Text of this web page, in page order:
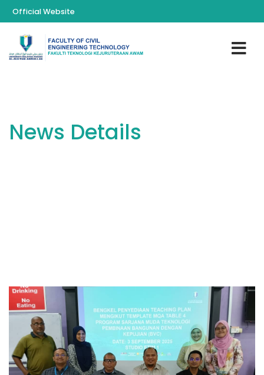
Official Website
News Details